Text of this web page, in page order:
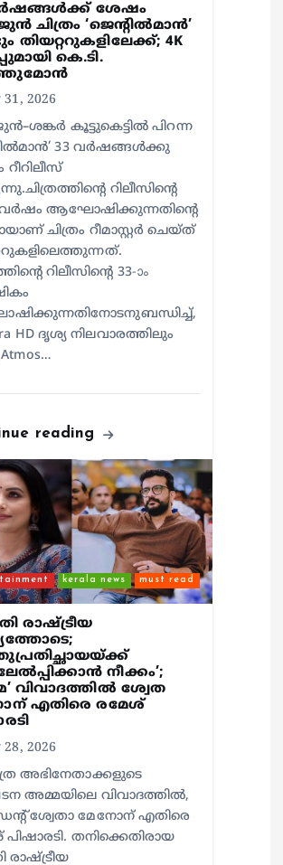
ശേഷം
ചിത്രം ‘ജെന്റിൽമാൻ’
തിയറ്ററുകളിലേക്ക്; 4K
കെ.ടി.
31, 2026
കൂട്ടുകെട്ടിൽ പിറന്ന
33 വർഷങ്ങൾക്കു
റിലീസിന്റെ
വർഷം ആഘോഷിക്കുന്നതിന്റെ
ചിത്രം റീമാസ്റ്റർ ചെയ്ത്
റിലീസിന്റെ 33-ാം
HD ദൃശ്യ നിലവാരത്തിലും
reading
kerala news must read
രാഷ്ട്രീയ
നീക്കം’;
വിവാദത്തില്‍ ശ്വേത
എതിരെ രമേശ്
28, 2026
അഭിനേതാക്കളുടെ
അമ്മയിലെ വിവാദത്തില്‍,
ശ്വേതാ മേനോന് എതിരെ
തനിക്കെതിരായ
രാഷ്ട്രീയ